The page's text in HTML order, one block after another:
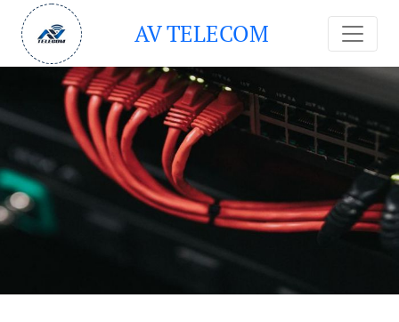
AV TELECOM